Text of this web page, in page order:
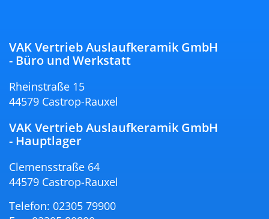
VAK Vertrieb Auslaufkeramik GmbH
- Büro und Werkstatt
Rheinstraße 15
44579 Castrop-Rauxel
VAK Vertrieb Auslaufkeramik GmbH
- Hauptlager
Clemensstraße 64
44579 Castrop-Rauxel
Telefon: 02305 79900